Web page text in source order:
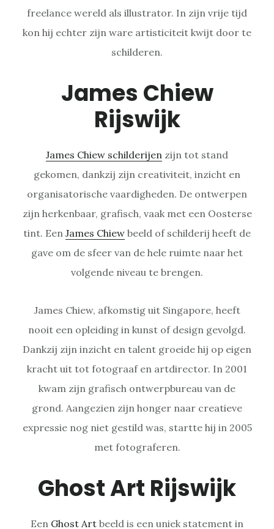
freelance wereld als illustrator. In zijn vrije tijd
kon hij echter zijn ware artisticiteit kwijt door te
schilderen.
James Chiew
Rijswijk
James Chiew schilderijen zijn tot stand
gekomen, dankzij zijn creativiteit, inzicht en
organisatorische vaardigheden. De ontwerpen
zijn herkenbaar, grafisch, vaak met een Oosterse
tint. Een James Chiew beeld of schilderij heeft de
gave om de sfeer van de hele ruimte naar het
volgende niveau te brengen.
James Chiew, afkomstig uit Singapore, heeft
nooit een opleiding in kunst of design gevolgd.
Dankzij zijn inzicht en talent groeide hij op eigen
kracht uit tot fotograaf en artdirector. In 2001
kwam zijn grafisch ontwerpbureau van de
grond. Aangezien zijn honger naar creatieve
expressie nog niet gestild was, startte hij in 2005
met fotograferen.
Ghost Art Rijswijk
Een Ghost Art beeld is een uniek statement in